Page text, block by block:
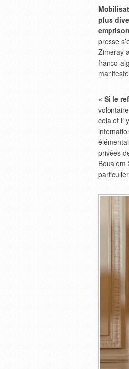
plus
presse
Zimeray
franco-
« Si le
cela et il
privées
Boualem